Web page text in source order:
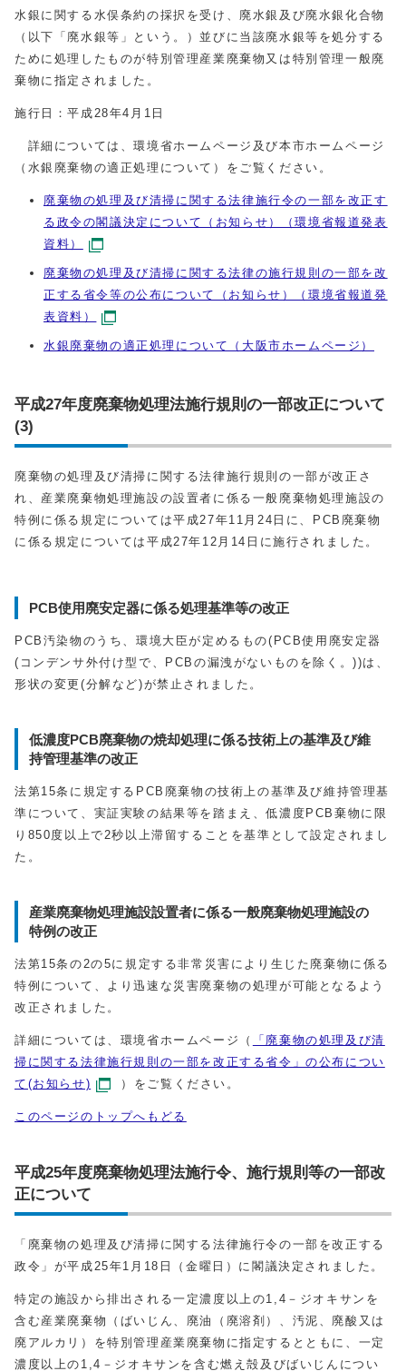
水銀に関する水俣条約の採択を受け、廃水銀及び廃水銀化合物
（以下「廃水銀等」という。）並びに当該廃水銀等を処分する
ために処理したものが特別管理産業廃棄物又は特別管理一般廃
棄物に指定されました。
施行日：平成28年4月1日
詳細については、環境省ホームページ及び本市ホームページ
（水銀廃棄物の適正処理について）をご覧ください。
廃棄物の処理及び清掃に関する法律施行令の一部を改正す
る政令の閣議決定について（お知らせ）（環境省報道発表
資料）
廃棄物の処理及び清掃に関する法律の施行規則の一部を改
正する省令等の公布について（お知らせ）（環境省報道発
表資料）
水銀廃棄物の適正処理について（大阪市ホームページ）
平成27年度廃棄物処理法施行規則の一部改正について
(3)
廃棄物の処理及び清掃に関する法律施行規則の一部が改正さ
れ、産業廃棄物処理施設の設置者に係る一般廃棄物処理施設の
特例に係る規定については平成27年11月24日に、PCB廃棄物
に係る規定については平成27年12月14日に施行されました。
PCB使用廃安定器に係る処理基準等の改正
PCB汚染物のうち、環境大臣が定めるもの(PCB使用廃安定器
(コンデンサ外付け型で、PCBの漏洩がないものを除く。))は、
形状の変更(分解など)が禁止されました。
低濃度PCB廃棄物の焼却処理に係る技術上の基準及び維
持管理基準の改正
法第15条に規定するPCB廃棄物の技術上の基準及び維持管理基
準について、実証実験の結果等を踏まえ、低濃度PCB棄物に限
り850度以上で2秒以上滞留することを基準として設定されまし
た。
産業廃棄物処理施設設置者に係る一般廃棄物処理施設の
特例の改正
法第15条の2の5に規定する非常災害により生じた廃棄物に係る
特例について、より迅速な災害廃棄物の処理が可能となるよう
改正されました。
詳細については、環境省ホームページ（
「廃棄物の処理及び清
掃に関する法律施行規則の一部を改正する省令」の公布につい
て(お知らせ)
）をご覧ください。
このページのトップへもどる
平成25年度廃棄物処理法施行令、施行規則等の一部改
正について
「廃棄物の処理及び清掃に関する法律施行令の一部を改正する
政令」が平成25年1月18日（金曜日）に閣議決定されました。
特定の施設から排出される一定濃度以上の1,4－ジオキサンを
含む産業廃棄物（ばいじん、廃油（廃溶剤）、汚泥、廃酸又は
廃アルカリ）を特別管理産業廃棄物に指定するとともに、一定
濃度以上の1,4－ジオキサンを含む燃え殻及びばいじんについ